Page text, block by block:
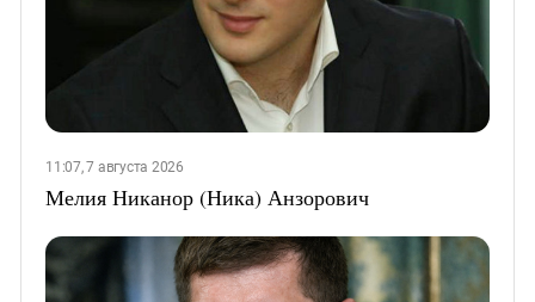
11:07, 7 августа 2026
Мелия Никанор (Ника) Анзорович